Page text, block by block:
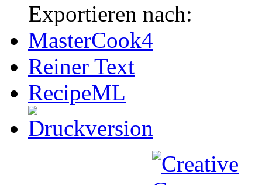
Exportieren nach:
MasterCook4
Reiner Text
RecipeML